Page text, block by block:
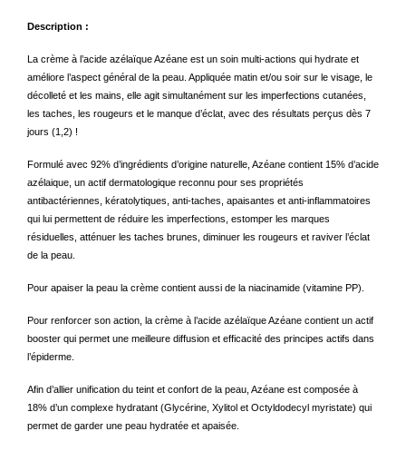
Description :
La crème à l’acide azélaïque Azéane est un soin multi-actions qui hydrate et
améliore l’aspect général de la peau. Appliquée matin et/ou soir sur le visage, le
décolleté et les mains, elle agit simultanément sur les imperfections cutanées,
les taches, les rougeurs et le manque d’éclat, avec des résultats perçus dès 7
jours (1,2) !
Formulé avec 92% d’ingrédients d’origine naturelle, Azéane contient 15% d’acide
azélaique, un actif dermatologique reconnu pour ses propriétés
antibactériennes, kératolytiques, anti-taches, apaisantes et anti-inflammatoires
qui lui permettent de réduire les imperfections, estomper les marques
résiduelles, atténuer les taches brunes, diminuer les rougeurs et raviver l’éclat
de la peau.
Pour apaiser la peau la crème contient aussi de la niacinamide (vitamine PP).
Pour renforcer son action, la crème à l’acide azélaïque Azéane contient un actif
booster qui permet une meilleure diffusion et efficacité des principes actifs dans
l’épiderme.
Afin d’allier unification du teint et confort de la peau, Azéane est composée à
18% d’un complexe hydratant (Glycérine, Xylitol et Octyldodecyl myristate) qui
permet de garder une peau hydratée et apaisée.